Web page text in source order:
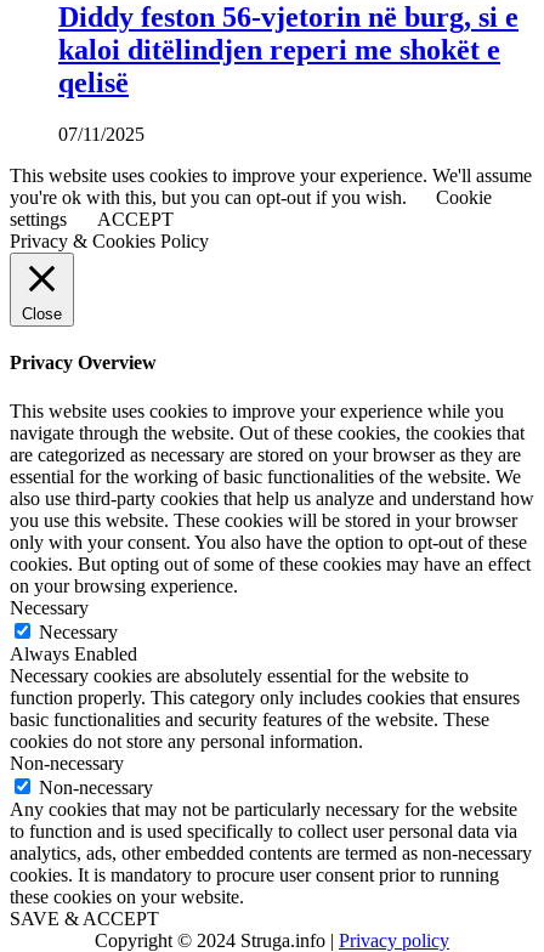
Diddy feston 56-vjetorin në burg, si e
kaloi ditëlindjen reperi me shokët e
qelisë
07/11/2025
This website uses cookies to improve your experience. We'll assume
you're ok with this, but you can opt-out if you wish.
Cookie
settings
ACCEPT
Privacy & Cookies Policy
Close
Privacy Overview
This website uses cookies to improve your experience while you
navigate through the website. Out of these cookies, the cookies that
are categorized as necessary are stored on your browser as they are
essential for the working of basic functionalities of the website. We
also use third-party cookies that help us analyze and understand how
you use this website. These cookies will be stored in your browser
only with your consent. You also have the option to opt-out of these
cookies. But opting out of some of these cookies may have an effect
on your browsing experience.
Necessary
Necessary
Always Enabled
Necessary cookies are absolutely essential for the website to
function properly. This category only includes cookies that ensures
basic functionalities and security features of the website. These
cookies do not store any personal information.
Non-necessary
Non-necessary
Any cookies that may not be particularly necessary for the website
to function and is used specifically to collect user personal data via
analytics, ads, other embedded contents are termed as non-necessary
cookies. It is mandatory to procure user consent prior to running
these cookies on your website.
SAVE & ACCEPT
Copyright © 2024 Struga.info | Privacy policy